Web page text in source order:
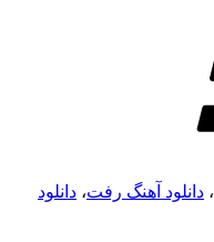
دانلود آهنگ رفت،دانلود